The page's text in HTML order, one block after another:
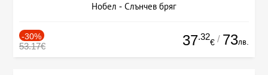
Нобел - Слънчев бряг
-30%
53.17€ 37.32
€ / 73лв.